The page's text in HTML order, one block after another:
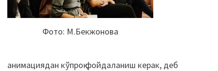
Фото: М.Бекжонова
анимациядан кўпроқ фойдаланиш керак, деб